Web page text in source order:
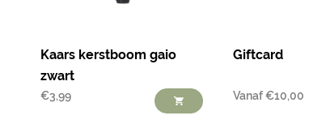
Kaars kerstboom gaio
zwart
€3,99
Giftcard
Vanaf€10,00